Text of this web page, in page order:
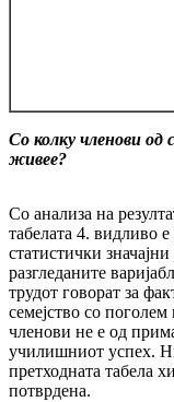
Со колку членови од
живее?
Со анализа на
табелата 4. видливо
статистички
разгледаните
трудот говорат за
семејство со
членови не е од
училишниот успех.
претходната табела
потврдена.